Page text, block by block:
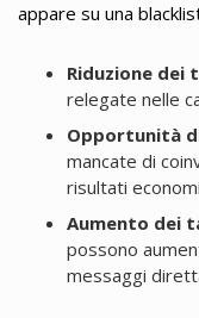
appare su una
Riduzione dei
relegate nelle
Opportunità
mancate di
risultati
Aumento dei
possono
messaggi